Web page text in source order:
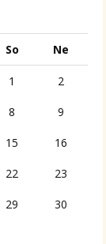
So Ne
1 2
8 9
15 16
22 23
29 30